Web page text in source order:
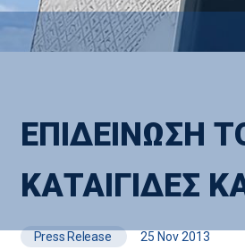
ΕΠΙΔΕΙΝΩΣΗ
ΚΑΤΑΙΓΙΔΕΣ
Press Release 25 Nov 2013